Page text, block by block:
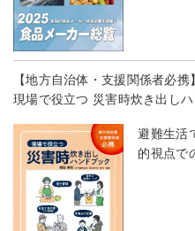
【地方自治体・支援関係者必携】
現場で役立つ 災害時炊き出し
避難生活
的視点で